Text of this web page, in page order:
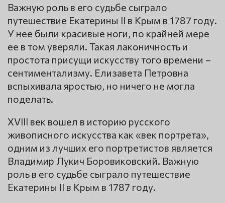
Важную роль в его судьбе сыграло
путешествие Екатерины II в Крым в 1787 году.
У нее были красивые ноги, по крайней мере
ее в том уверяли. Такая лаконичность и
простота присущи искусству того времени –
сентиментализму. Елизавета Петровна
вспыхивала яростью, но ничего не могла
поделать.
XVIII век вошел в историю русского
живописного искусства как «век портрета»,
одним из лучших его портретистов является
Владимир Лукич Боровиковский. Важную
роль в его судьбе сыгpало путешествие
Екатерины II в Крым в 1787 году.